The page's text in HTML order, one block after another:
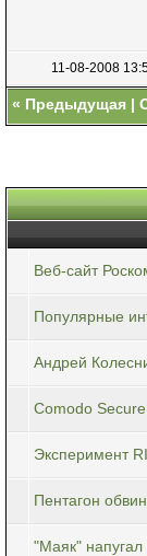
11-08-2008
« Предыдущая |
Веб-сайт
Популярные
Андрей
Comodo
Эксперимент
Пентагон
"Маяк" напугал